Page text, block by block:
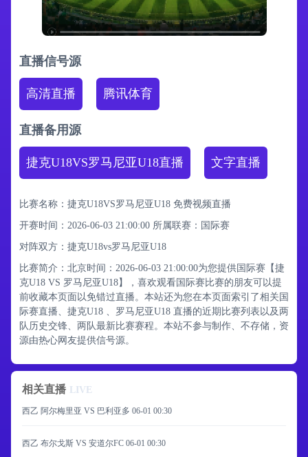
直播信号源
高清直播 腾讯体育
直播备用源
捷克U18VS罗马尼亚U18直播 文字直播
比赛名称：捷克U18VS罗马尼亚U18 免费视频直播
开赛时间：2026-06-03 21:00:00 所属联赛： 国际赛
对阵双方：捷克U18vs罗马尼亚U18
比赛简介：北京时间：2026-06-03 21:00:00为您提供国际赛【捷
克U18 VS 罗马尼亚U18】，喜欢观看国际赛比赛的朋友可以提
前收藏本页面以免错过直播。本站还为您在本页面索引了相关国
际赛直播、捷克U18 、罗马尼亚U18 直播的近期比赛列表以及两
队历史交锋、两队最新比赛赛程。本站不参与制作、不存储，资
源由热心网友提供信号源。
相关直播 LIVE
西乙 阿尔梅里亚 VS 巴利亚多 06-01 00:30
西乙 布尔戈斯 VS 安道尔FC 06-01 00:30